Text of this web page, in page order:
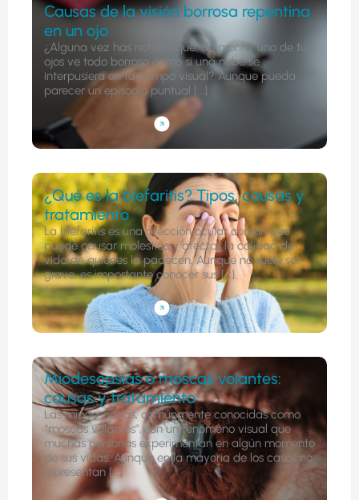
Causas de la visión borrosa repentina
en un ojo
¿Alguna vez has notado que, de pronto, uno de tus
ojos ve todo borroso como si una nube se
interpusiera en tu campo visual? Aunque pueda
parecer un episodio puntual [...]
¿Qué es la blefaritis? Tipos, causas y
tratamiento
La blefaritis es una afección ocular común que
puede causar molestias y afectar la calidad de
vida de quienes la padecen. Aunque no suele ser
grave, es importante conocer sus [...]
Miodesopsias o moscas volantes:
causas y tratamiento
Las miodesopsias, comúnmente conocidas como
“moscas volantes”, son un fenómeno visual que
muchas personas experimentan en algún momento
de sus vidas. Aunque en la mayoría de los casos no
representan [...]